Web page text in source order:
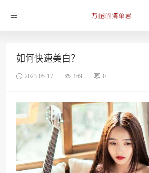
如何快速美白？
2023-05-17 169 0